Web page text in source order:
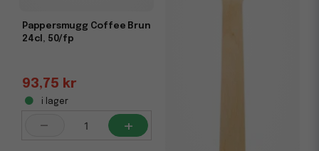
Pappersmugg Coffee Brun
24cl, 50/fp
93,75 kr
i lager
- +